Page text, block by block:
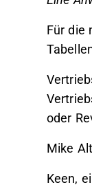
Für die
oder
Mike
Keen,